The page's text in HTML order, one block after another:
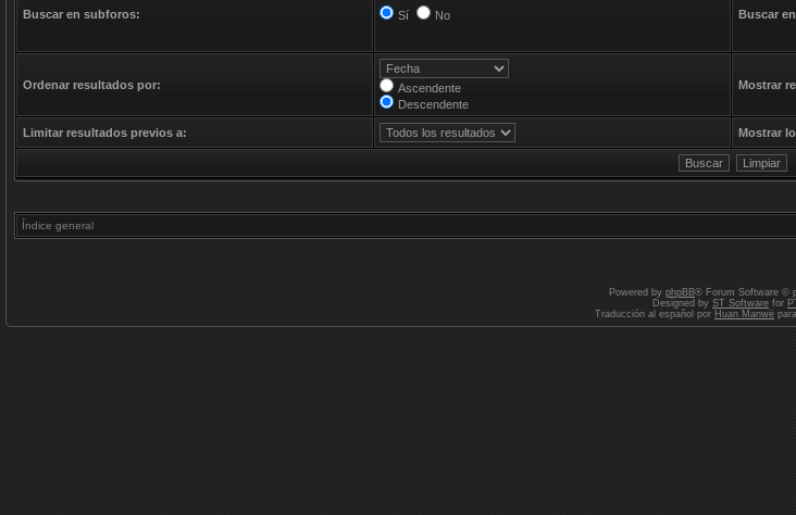
Buscar en subforos: Sí No Buscar
Ordenar resultados por:
Ascendente
Descendente
Mostrar
Limitar resultados previos a: Mostrar
Índice general
Powered by phpBB® Forum Software ©
Designed by ST Software for
Traducción al español por Huan Manwë para